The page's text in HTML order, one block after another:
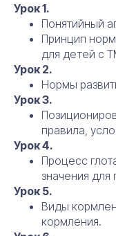
Урок 1.
Понятийный
Принцип
для детей с
Урок 2.
Нормы
Урок 3.
правила,
Урок 4.
Процесс
значения
Урок 5.
Виды
кормления.